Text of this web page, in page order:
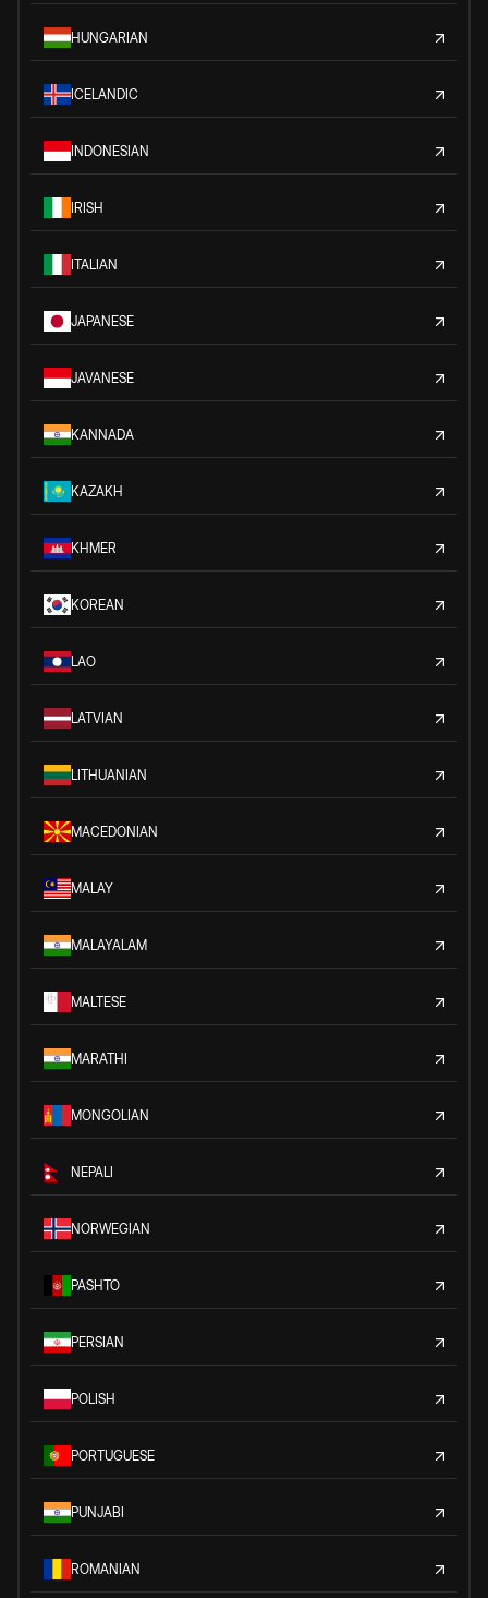
HUNGARIAN
ICELANDIC
INDONESIAN
IRISH
ITALIAN
JAPANESE
JAVANESE
KANNADA
KAZAKH
KHMER
KOREAN
LAO
LATVIAN
LITHUANIAN
MACEDONIAN
MALAY
MALAYALAM
MALTESE
MARATHI
MONGOLIAN
NEPALI
NORWEGIAN
PASHTO
PERSIAN
POLISH
PORTUGUESE
PUNJABI
ROMANIAN